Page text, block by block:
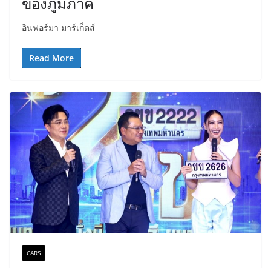
อินฟอร์มา มาร์เก็ตส์
Read More
CARS